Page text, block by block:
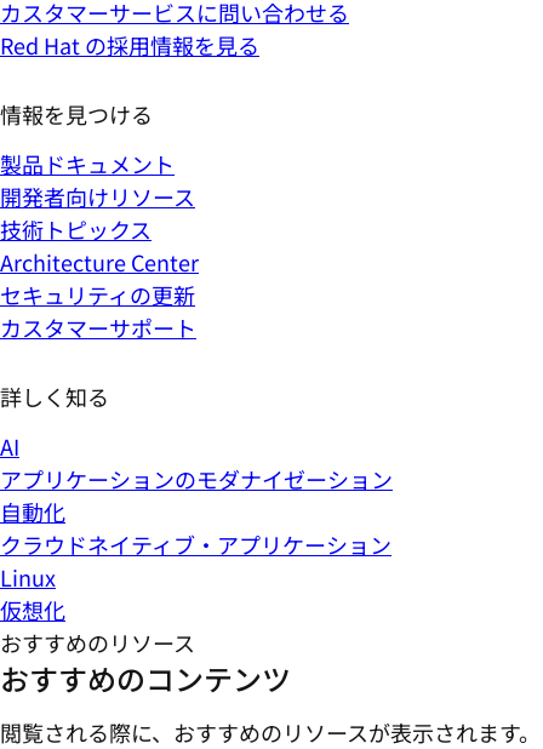
カスタマーサービスに問い合わせる
Red Hat の採用情報を見る
情報を見つける
製品ドキュメント
開発者向けリソース
技術トピックス
Architecture Center
セキュリティの更新
カスタマーサポート
詳しく知る
AI
アプリケーションのモダナイゼーション
自動化
クラウドネイティブ・アプリケーション
Linux
仮想化
おすすめのリソース
おすすめのコンテンツ
閲覧される際に、おすすめのリソースが表示されます。